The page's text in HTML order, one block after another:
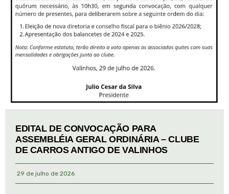
EDITAL DE CONVOCAÇÃO PARA
ASSEMBLÉIA GERAL ORDINÁRIA – CLUBE
DE CARROS ANTIGO DE VALINHOS
29 de julho de 2026